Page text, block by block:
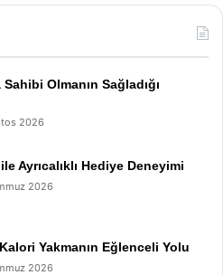
Sahibi Olmanın Sağladığı
2026
Ayrıcalıklı Hediye Deneyimi
2026
Yakmanın Eğlenceli Yolu
2026